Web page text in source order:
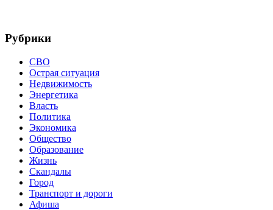
Рубрики
СВО
Острая ситуация
Недвижимость
Энергетика
Власть
Политика
Экономика
Общество
Образование
Жизнь
Скандалы
Город
Транспорт и дороги
Афиша